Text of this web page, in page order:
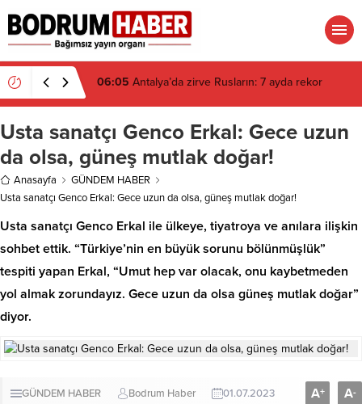
06:05 Antalya’da zirve Rusların: 7 ayda rekor
Usta sanatçı Genco Erkal: Gece uzun
da olsa, güneş mutlak doğar!
Anasayfa
GÜNDEM HABER
Usta sanatçı Genco Erkal: Gece uzun da olsa, güneş mutlak doğar!
Usta sanatçı Genco Erkal ile ülkeye, tiyatroya ve anılara ilişkin
sohbet ettik. “Türkiye’nin en büyük sorunu bölünmüşlük”
tespiti yapan Erkal, “Umut hep var olacak, onu kaybetmeden
yol almak zorundayız. Gece uzun da olsa güneş mutlak doğar”
diyor.
GÜNDEM HABER Bodrum Haber 01.07.2023 A+ A-